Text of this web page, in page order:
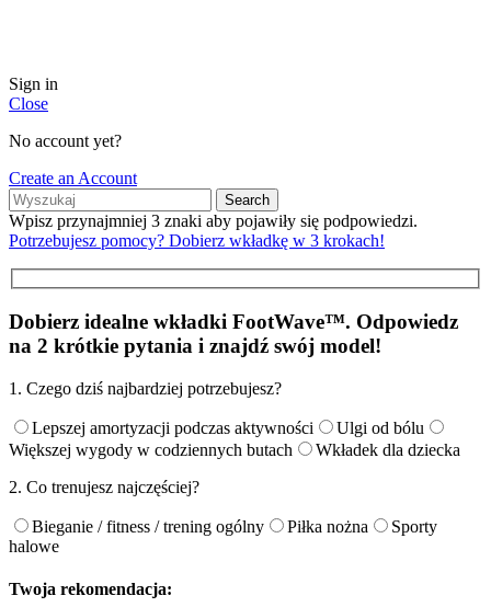
Sign in
Close
No account yet?
Create an Account
Search
Wpisz przynajmniej 3 znaki aby pojawiły się podpowiedzi.
Potrzebujesz pomocy? Dobierz wkładkę w 3 krokach!
Dobierz idealne wkładki FootWave™. Odpowiedz
na 2 krótkie pytania i znajdź swój model!
1. Czego dziś najbardziej potrzebujesz?
Lepszej amortyzacji podczas aktywności
Ulgi od bólu
Większej wygody w codziennych butach
Wkładek dla dziecka
2. Co trenujesz najczęściej?
Bieganie / fitness / trening ogólny Piłka nożna
Sporty
halowe
Twoja rekomendacja: